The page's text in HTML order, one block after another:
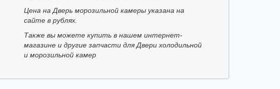
Цена на Дверь морозильной камеры указана на
сайте в рублях.
Также вы можете купить в нашем интернет-
магазине и другие запчасти для Двери холодильной
и морозильной камер